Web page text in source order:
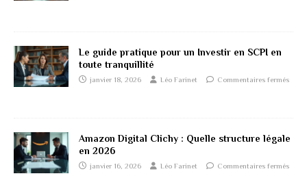
Le guide pratique pour un Investir en SCPI en
toute tranquillité
janvier 18, 2026 Léo Farinet Commentaires fermés
Amazon Digital Clichy : Quelle structure légale
en 2026
janvier 16, 2026 Léo Farinet Commentaires fermés